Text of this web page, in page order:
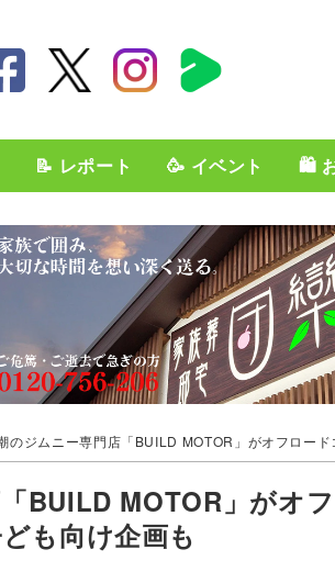
📝 レポート 🥳 イベント 🛍️
のジムニー専門店「BUILD MOTOR」がオフロードコ
BUILD MOTOR」がオ
も向け企画も